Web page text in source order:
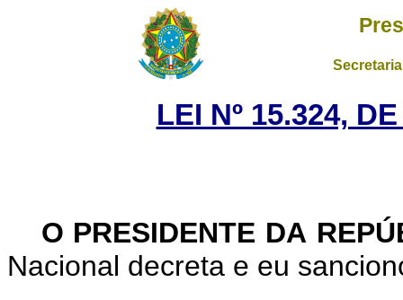
LEI Nº 15.324,
O PRESIDENTE DA
Nacional decreta e eu